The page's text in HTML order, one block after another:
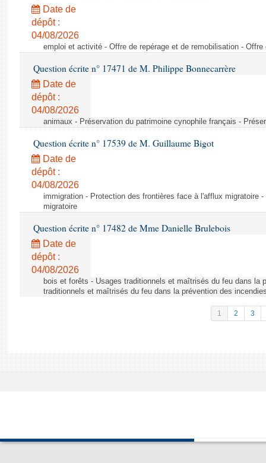
Date de
dépôt :
04/08/2026
emploi et activité - Offre de repérage et de remobilisation -
Question écrite n° 17471 de M. Philippe Bonnecarrère
Date de
dépôt :
04/08/2026
animaux - Préservation du patrimoine cynophile français -
Question écrite n° 17539 de M. Guillaume Bigot
Date de
dépôt :
04/08/2026
immigration - Protection des frontières face à l'afflux migratoire
migratoire
Question écrite n° 17482 de Mme Danielle Brulebois
Date de
dépôt :
04/08/2026
bois et forêts - Usages traditionnels et maîtrisés du feu dans la
traditionnels et maîtrisés du feu dans la prévention des
1 2 3